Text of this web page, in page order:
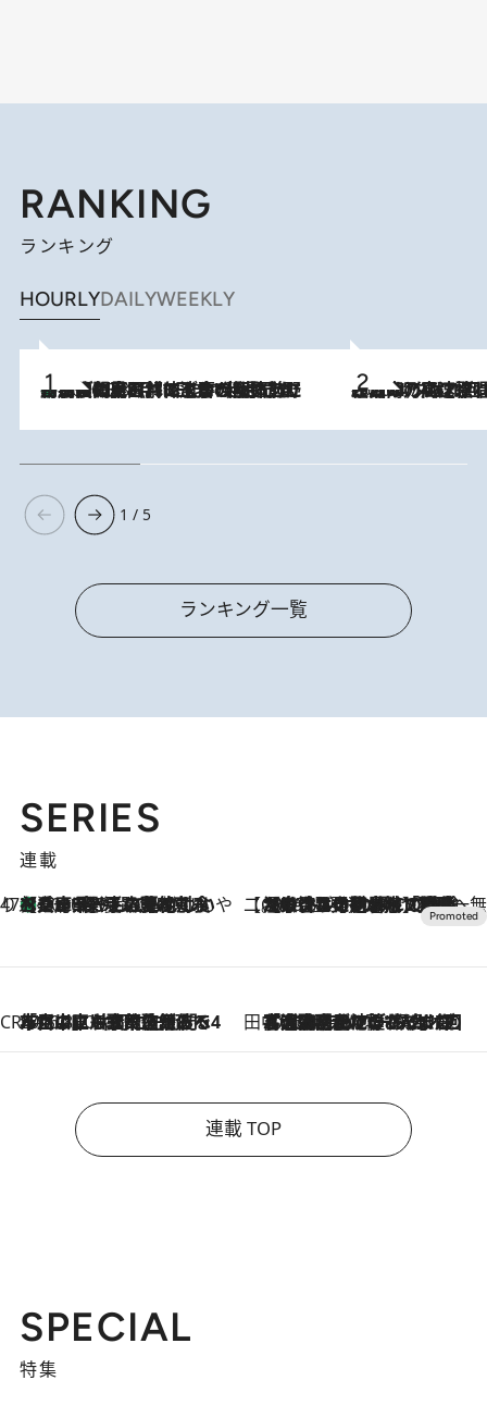
RANKING
ランキング
HOURLYDAILYWEEKLY
2026.8.8
「最後に見られてよかった」上野動物園の東園パンダ舎が解体前に特別公開。8月16日まで延長されたパネル展と共に辿る“半世紀”のパンダ飼育《解体工事の図面あり》 2026.8.7
「湘南乃風に憧れて」観客大盛上がりの“タオル回し”に、ラッパー顔負けの高速歌唱まで…さだまさし（74）のアグレッシブすぎる現在地
1 / 5
ランキング一覧
SERIES
連載
47都道府県の手みやげ ひんやりスイーツで夏を満喫
2026.8.8
【兵庫県】この夏絶対食べたい 冷やしておいしいおやつ3選 淡路島の恵みをジェラートに集約 【CREA×星野リゾート】唯一無二。癒しと発見が待つ場所へ
2026.8.7
【トンボの足水浴】ヒノキの香りに包まれて涼感マックス！約13℃の湧水かけ流しを避暑地「星野温泉 トンボの湯」で体験
CREA'S CHOICE
2026.8.7
「立川にも歌舞伎があるんだよ」 片岡仁左衛門・市川中車ら豪華座組みで4年目の立川立飛歌舞伎へ 田中稲の勝手に再ブーム
2026.8.7
「湘南乃風に憧れて」観客大盛上がりの“タオル回し”に、ラッパー顔負けの高速歌唱まで…さだまさし（74）のアグレッシブすぎる現在地
連載 TOP
SPECIAL
特集